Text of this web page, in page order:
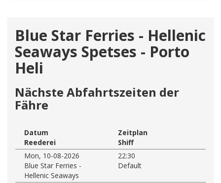
Blue Star Ferries - Hellenic
Seaways Spetses - Porto
Heli
Nächste Abfahrtszeiten der
Fähre
Datum
Zeitplan
Reederei
Shiff
Mon, 10-08-2026
22:30
Blue Star Ferries -
Hellenic Seaways
Default